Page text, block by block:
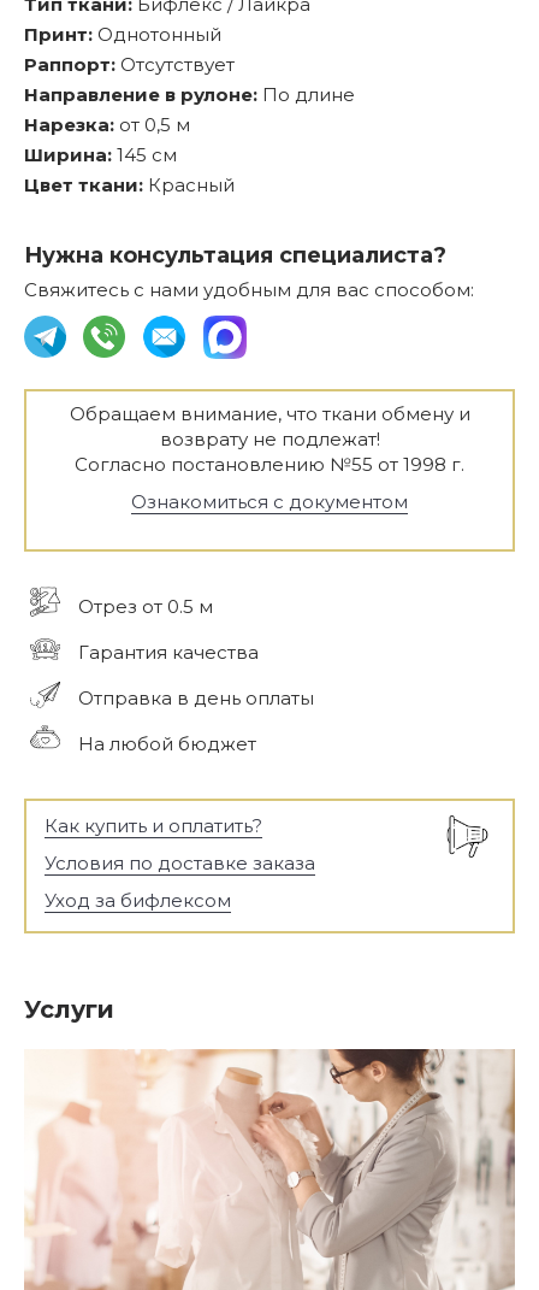
Принт: Однотонный
Раппорт: Отсутствует
Направление в рулоне: По длине
Нарезка: от 0,5 м
Ширина: 145 см
Цвет ткани: Красный
Нужна консультация специалиста?
Свяжитесь с нами удобным для вас способом:
Обращаем внимание, что ткани обмену и
возврату не подлежат!
Согласно постановлению №55 от 1998 г.
Ознакомиться с документом
Отрез от 0.5 м
Гарантия качества
Отправка в день оплаты
На любой бюджет
Как купить и оплатить?
Условия по доставке заказа
Уход за бифлексом
Услуги